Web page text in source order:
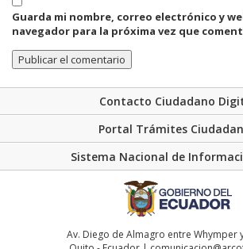
Guarda mi nombre, correo electrónico y
navegador para la próxima vez que
Contacto Ciudadano
Portal Trámites
Sistema Nacional de
Av. Diego de Almagro entre Whymper